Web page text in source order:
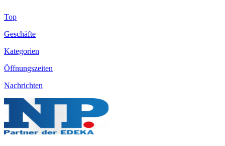
Top
Geschäfte
Kategorien
Öffnungszeiten
Nachrichten